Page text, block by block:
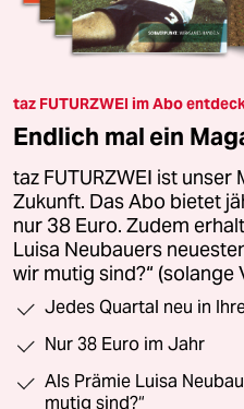
taz FUTURZWEI im Abo
Endlich mal ein
taz FUTURZWEI ist
Zukunft. Das Abo bietet
nur 38 Euro. Zudem
Luisa Neubauers
wir mutig sind?“ (solange
Jedes Quartal neu in
Nur 38 Euro im Jahr
Als Prämie Luisa
mutig sind?“